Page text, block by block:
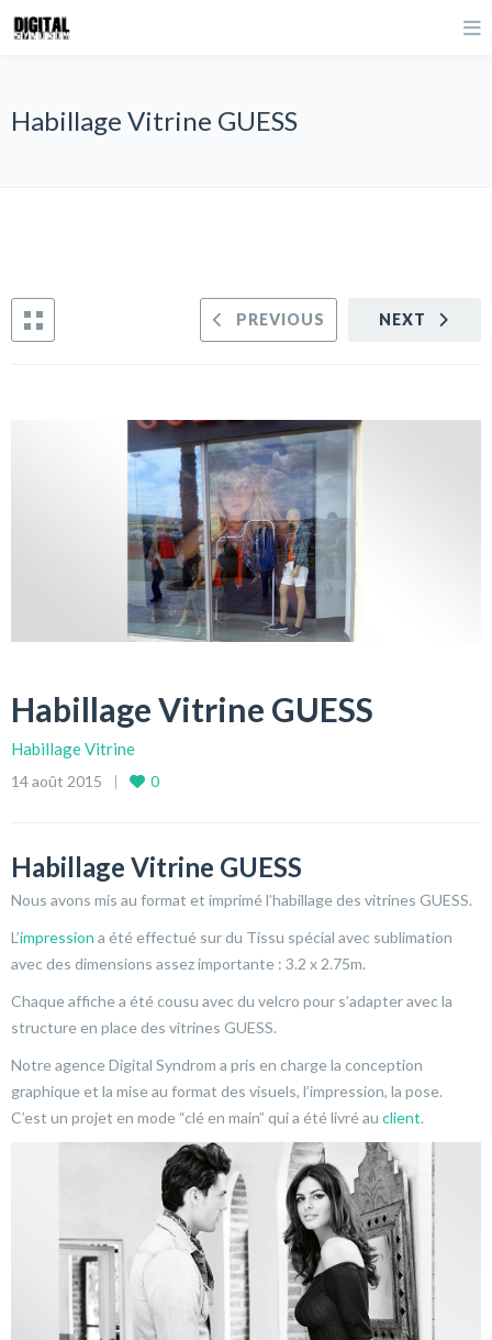
Habillage Vitrine GUESS
NEXT
PREVIOUS
Habillage Vitrine GUESS
Habillage Vitrine
14 août 2015 0
Habillage Vitrine GUESS
Nous avons mis au format et imprimé l’habillage des vitrines GUESS.
L’impression a été effectué sur du Tissu spécial avec sublimation
avec des dimensions assez importante : 3.2 x 2.75m.
Chaque affiche a été cousu avec du velcro pour s’adapter avec la
structure en place des vitrines GUESS.
Notre agence Digital Syndrom a pris en charge la conception
graphique et la mise au format des visuels, l’impression, la pose.
C’est un projet en mode “clé en main” qui a été livré au client.